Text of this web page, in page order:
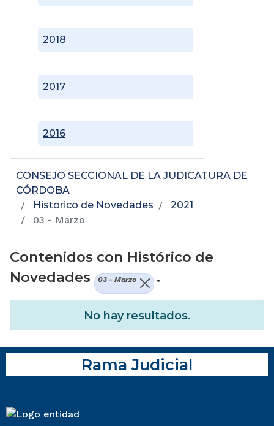
2016
2017
2018
CONSEJO SECCIONAL DE LA JUDICATURA DE
CÓRDOBA
Historico de Novedades
2021
03 - Marzo
Contenidos con Histórico de
Novedades
03 - Marzo .
No hay resultados.
Rama Judicial